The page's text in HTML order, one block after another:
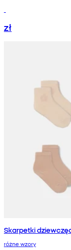
zł
Skarpetki
różne wzory